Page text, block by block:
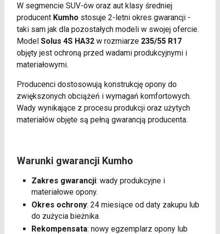
W segmencie SUV-ów oraz aut klasy średniej
producent Kumho stosuje 2-letni okres gwarancji -
taki sam jak dla pozostałych modeli w swojej ofercie.
Model Solus 4S HA32w rozmiarze 235/55 R17
objęty jest ochroną przed wadami produkcyjnymi i
materiałowymi.
Producenci dostosowują konstrukcję opony do
zwiększonych obciążeń i wymagań komfortowych.
Wady wynikające z procesu produkcji oraz użytych
materiałów objęte są pełną gwarancją producenta.
Warunki gwarancji Kumho
Zakres gwarancji: wady produkcyjne i
materiałowe opony.
Okres ochrony: 24 miesiące od daty zakupu lub
do zużycia bieżnika.
Rekompensata: nowy egzemplarz opony lub